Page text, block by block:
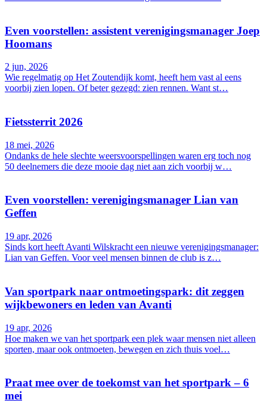
Even voorstellen: assistent verenigingsmanager Joep
Hoomans
2 jun, 2026
Wie regelmatig op Het Zoutendijk komt, heeft hem vast al eens
voorbij zien lopen. Of beter gezegd: zien rennen. Want st…
Fietssterrit 2026
18 mei, 2026
Ondanks de hele slechte weersvoorspellingen waren erg toch nog
50 deelnemers die deze mooie dag niet aan zich voorbij w…
Even voorstellen: verenigingsmanager Lian van
Geffen
19 apr, 2026
Sinds kort heeft Avanti Wilskracht een nieuwe verenigingsmanager:
Lian van Geffen. Voor veel mensen binnen de club is z…
Van sportpark naar ontmoetingspark: dit zeggen
wijkbewoners en leden van Avanti
19 apr, 2026
Hoe maken we van het sportpark een plek waar mensen niet alleen
sporten, maar ook ontmoeten, bewegen en zich thuis voel…
Praat mee over de toekomst van het sportpark – 6
mei